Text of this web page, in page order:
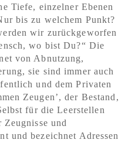
Tiefe, einzelner Ebenen
bis zu welchem Punkt?
wir zurückgeworfen
wo bist Du?“ Die
von Abnutzung,
sie sind immer auch
und dem Privaten
Zeugen’, der Bestand,
für die Leerstellen
und
und bezeichnet Adressen